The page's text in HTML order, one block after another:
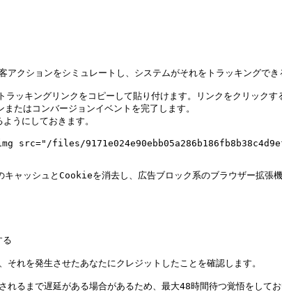
クションをシミュレートし、システムがそれをトラッキングでき
ッキングリンクをコピーして貼り付けます。リンクをクリックす
たはコンバージョンイベントを完了します。
にしておきます。
src="/files/
ッシュとCookieを消去し、広告ブロック系のブラウザー拡張機
る
れを発生させたあなたにクレジットしたことを確認します。
まで遅延がある場合があるため、最大48時間待つ覚悟をしてお